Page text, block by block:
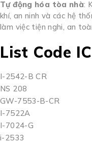
Tự động hóa tòa nhà:
khí, an ninh và các hệ
làm việc tiện nghi, an
List Code
I-2542-B CR
NS 208
GW-7553-B-CR
I-7522A
I-7024-G
i-2533